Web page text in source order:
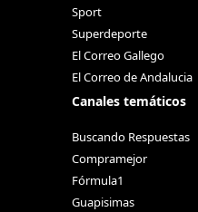
Sport
Superdeporte
El Correo Gallego
El Correo de Andalucia
Canales temáticos
Buscando Respuestas
Compramejor
Fórmula1
Guapisimas